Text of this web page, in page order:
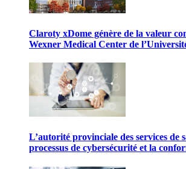
Claroty xDome génère de la valeur
Wexner Medical Center de
L’autorité provinciale des services de
processus de cybersécurité et la